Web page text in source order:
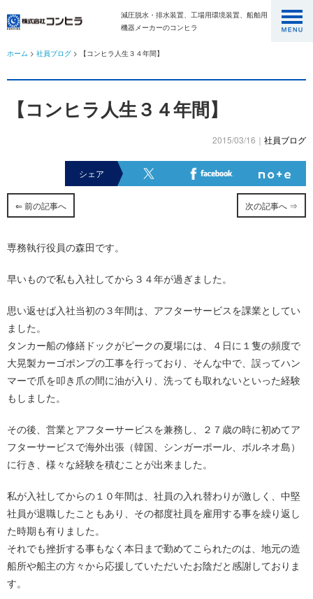
減圧脱水・排水装置、工場用環境装置、船舶用
機器メーカーのコンヒラ
ホーム > 社員ブログ > 【コンヒラ人生３４年間】
【コンヒラ人生３４年間】
2015/03/16｜ 社員ブログ
シェア
⇐ 前の記事へ 次の記事へ ⇒
専務執行役員の森田です。
早いもので私も入社してから３４年が過ぎました。
思い返せば入社当初の３年間は、アフターサービスを課業としてい
ました。
タンカー船の修繕ドックがピークの夏場には、４日に１隻の頻度で
大晃製カーゴポンプの工事を行っており、そんな中で、誤ってハン
マーで爪を叩き爪の間に油が入り、洗っても取れないといった経験
もしました。
その後、営業とアフターサービスを兼務し、２７歳の時に初めてア
フターサービスで海外出張（韓国、シンガーポール、ボルネオ島）
に行き、様々な経験を積むことが出来ました。
私が入社してからの１０年間は、社員の入れ替わりが激しく、中堅
社員が退職したこともあり、その都度社員を雇用する事を繰り返し
た時期も有りました。
それでも挫折する事もなく本日まで勤めてこられたのは、地元の造
船所や船主の方々から応援していただいたお陰だと感謝しておりま
す。